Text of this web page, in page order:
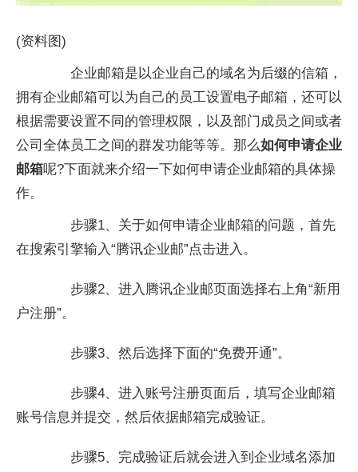
(资料图)
企业邮箱是以企业自己的域名为后缀的信箱，
拥有企业邮箱可以为自己的员工设置电子邮箱，还可以
根据需要设置不同的管理权限，以及部门成员之间或者
公司全体员工之间的群发功能等等。那么如何申请企业
邮箱呢?下面就来介绍一下如何申请企业邮箱的具体操
作。
步骤1、关于如何申请企业邮箱的问题，首先
在搜索引擎输入“腾讯企业邮”点击进入。
步骤2、进入腾讯企业邮页面选择右上角“新用
户注册”。
步骤3、然后选择下面的“免费开通”。
步骤4、进入账号注册页面后，填写企业邮箱
账号信息并提交，然后依据邮箱完成验证。
步骤5、完成验证后就会进入到企业域名添加